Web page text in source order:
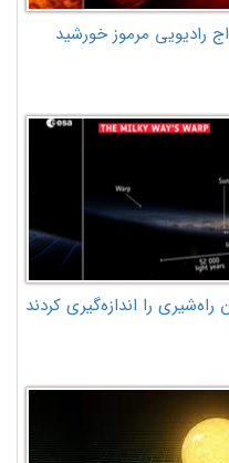
رادیویی مرموز خورشید
را اندازه‌گیری کردند